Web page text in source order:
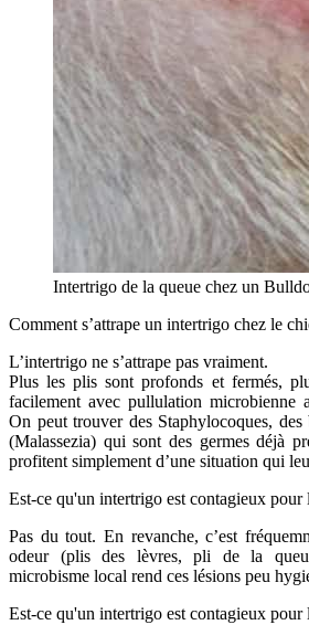
Intertrigo de la queue chez un
Comment s’attrape un intertrigo chez le
L’intertrigo ne s’attrape pas vraiment.
Plus les plis sont profonds et fermés,
facilement avec pullulation microbienne
On peut trouver des Staphylocoques,
(Malassezia) qui sont des germes déjà
profitent simplement d’une situation qui
Est-ce qu'un intertrigo est contagieux pour
Pas du tout. En revanche, c’est
odeur (plis des lèvres, pli de la
microbisme local rend ces lésions peu
Est-ce qu'un intertrigo est contagieux pour